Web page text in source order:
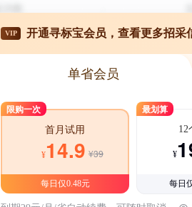
VIP 开通寻标宝会员，查看更多招采
单省会员
限购一次
首月试用
¥14.9 ¥39
每日仅0.48元
最划算
12
¥
每日